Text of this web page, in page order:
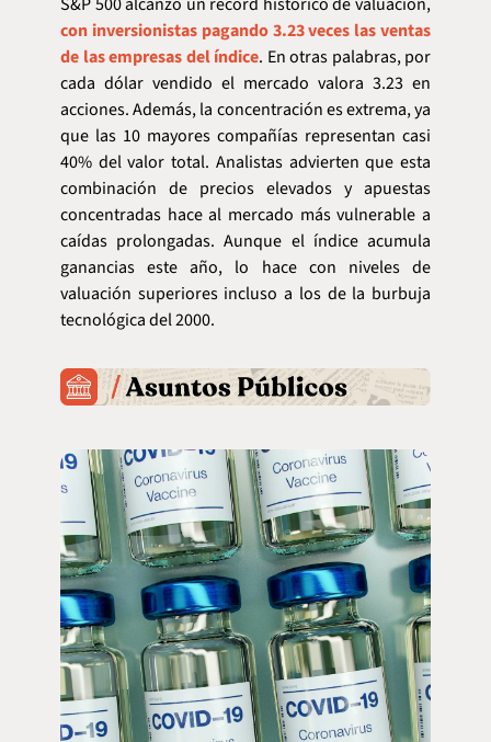
con inversionistas pagando 3.23 veces las ventas
de las empresas del índice. En otras palabras, por
cada dólar vendido el mercado valora 3.23 en
acciones. Además, la concentración es extrema, ya
que las 10 mayores compañías representan casi
40% del valor total. Analistas advierten que esta
combinación de precios elevados y apuestas
concentradas hace al mercado más vulnerable a
caídas prolongadas. Aunque el índice acumula
ganancias este año, lo hace con niveles de
valuación superiores incluso a los de la burbuja
tecnológica del 2000.